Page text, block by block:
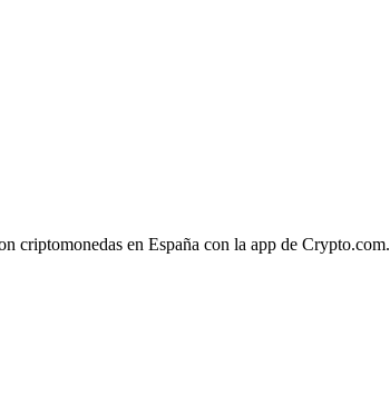
criptomonedas en España con la app de Crypto.com.